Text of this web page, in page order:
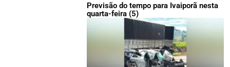
Previsão do tempo para Ivaiporã nesta
quarta-feira (5)